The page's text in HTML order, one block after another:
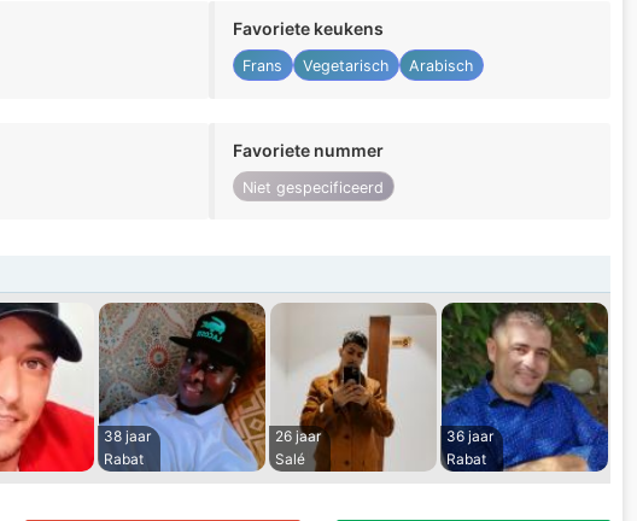
Favoriete keukens
Frans Vegetarisch Arabisch
Favoriete nummer
Niet gespecificeerd
38 jaar
Rabat
26 jaar
Salé
36 jaar
Rabat